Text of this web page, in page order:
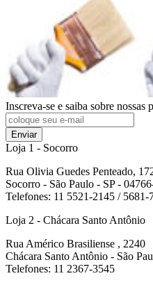
Inscreva-se e saiba sobre nossas
Enviar
Loja 1 - Socorro
Rua Olivia Guedes Penteado,
Socorro - São Paulo - SP -
Telefones: 11 5521-2145 / 5681-
Loja 2 - Chácara Santo Antônio
Rua Américo Brasiliense , 2240
Chácara Santo Antônio - São
Telefones: 11 2367-3545